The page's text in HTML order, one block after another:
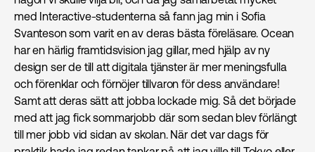
med Interactive-studenterna så fann jag min i Sofia
Svanteson som varit en av deras bästa föreläsare. Ocean
har en härlig framtidsvision jag gillar, med hjälp av ny
design ser de till att digitala tjänster är mer meningsfulla
och förenklar och förnöjer tillvaron för dess användare!
Samt att deras sätt att jobba lockade mig. Så det började
med att jag fick sommarjobb där som sedan blev förlängt
till mer jobb vid sidan av skolan. När det var dags för